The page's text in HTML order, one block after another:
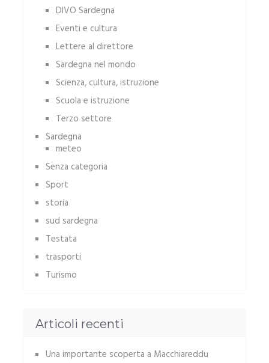
DIVO Sardegna
Eventi e cultura
Lettere al direttore
Sardegna nel mondo
Scienza, cultura, istruzione
Scuola e istruzione
Terzo settore
Sardegna
meteo
Senza categoria
Sport
storia
sud sardegna
Testata
trasporti
Turismo
Articoli recenti
Una importante scoperta a Macchiareddu